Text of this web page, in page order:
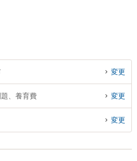
変更
、養育費 変更
変更